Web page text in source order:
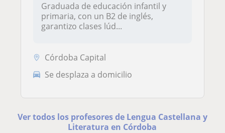
Graduada de educación infantil y
primaria, con un B2 de inglés,
garantizo clases lúd...
Córdoba Capital
Se desplaza a domicilio
Ver todos los profesores de Lengua Castellana y
Literatura en Córdoba